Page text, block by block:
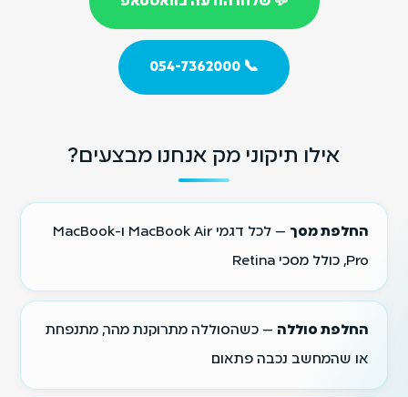
📞 054-7362000
אילו תיקוני מק אנחנו מבצעים?
החלפת מסך
— לכל דגמי MacBook Air ו-MacBook
Pro, כולל מסכי Retina
החלפת סוללה — כשהסוללה מתרוקנת מהר, מתנפחת
או שהמחשב נכבה פתאום